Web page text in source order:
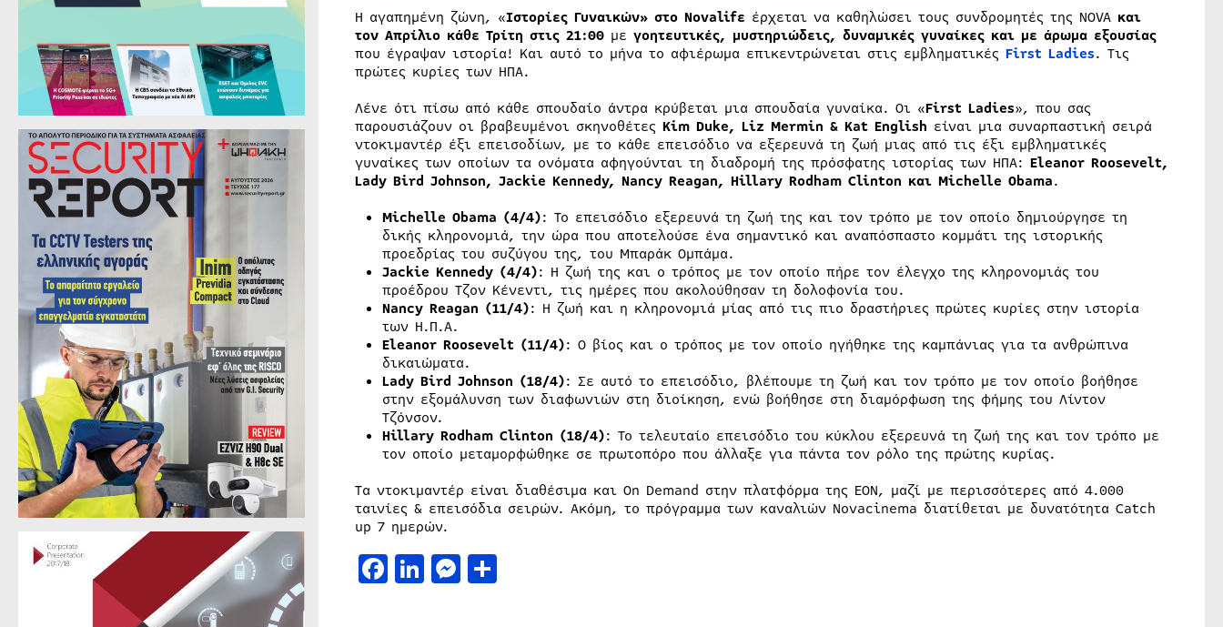
Η αγαπημένη ζώνη, «Ιστορίες Γυναικών» στο Novalifε έρχεται να καθηλώσει τους συνδρομητές της NOVA και
τον Απρίλιο κάθε Τρίτη στις 21:00με γοητευτικές, μυστηριώδεις, δυναμικές γυναίκες και με άρωμα εξουσίας
που έγραψαν ιστορία! Και αυτό το μήνα το αφιέρωμα επικεντρώνεται στις εμβληματικές First Ladies. Τις
πρώτες κυρίες των ΗΠΑ.
Λένε ότι πίσω από κάθε σπουδαίο άντρα κρύβεται μια σπουδαία γυναίκα. Οι «First Ladies», που σας
παρουσιάζουν οι βραβευμένοι σκηνοθέτες Kim Duke, Liz Mermin & Kat English είναι μια συναρπαστική σειρά
ντοκιμαντέρ έξι επεισοδίων, με το κάθε επεισόδιο να εξερευνά τη ζωή μιας από τις έξι εμβληματικές
γυναίκες των οποίων τα ονόματα αφηγούνται τη διαδρομή της πρόσφατης ιστορίας των ΗΠΑ: Eleanor Roosevelt,
Lady Bird Johnson, Jackie Kennedy, Nancy Reagan, Hillary Rodham Clinton και Michelle Obama.​
Michelle Obama (4/4): Το επεισόδιο εξερευνά τη ζωή της και τον τρόπο με τον οποίο δημιούργησε τη
δικής κληρονομιά, την ώρα που αποτελούσε ένα σημαντικό και αναπόσπαστο κομμάτι της ιστορικής
προεδρίας του συζύγου της, του Μπαράκ Ομπάμα.
Jackie Kennedy(4/4): Η ζωή της και ο τρόπος με τον οποίο πήρε τον έλεγχο της κληρονομιάς του
προέδρου Τζον Κένεντι, τις ημέρες που ακολούθησαν τη δολοφονία του.
Nancy Reagan (11/4): Η ζωή και η κληρονομιά μίας από τις πιο δραστήριες πρώτες κυρίες στην ιστορία
των Η.Π.Α.
Eleanor Roosevelt (11/4): Ο βίος και ο τρόπος με τον οποίο ηγήθηκε της καμπάνιας για τα ανθρώπινα
δικαιώματα.
Lady Bird Johnson (18/4): Σε αυτό το επεισόδιο, βλέπουμε τη ζωή και τον τρόπο με τον οποίο βοήθησε
στην εξομάλυνση των διαφωνιών στη διοίκηση, ενώ βοήθησε στη διαμόρφωση της φήμης του Λίντον
Τζόνσον.
Hillary Rodham Clinton (18/4): Το τελευταίο επεισόδιο του κύκλου εξερευνά τη ζωή της και τον τρόπο με
τον οποίο μεταμορφώθηκε σε πρωτοπόρο που άλλαξε για πάντα τον ρόλο της πρώτης κυρίας.
Τα ντοκιμαντέρ είναι διαθέσιμα και On Demand στην πλατφόρμα της ΕΟΝ, μαζί με περισσότερες από 4.000
ταινίες & επεισόδια σειρών. Ακόμη, το πρόγραμμα των καναλιών Novacinema διατίθεται με δυνατότητα Catch
up 7 ημερών.
Facebook
LinkedIn
Messenger
Μοιραστείτε